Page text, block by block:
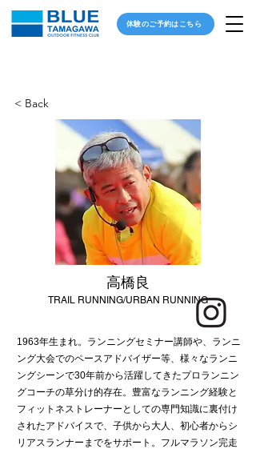
体験のご予約はこちら
< Back
高橋良
TRAIL RUNNING/URBAN RUNNING
1963年生まれ。ランニングセミナー講師や、ランニ
ング大会でのペースアドバイザー等、様々なランニ
ングシーンで30年前から活躍してきたプロランニン
グコーチの草分け的存在。豊富なランニング経験と
フィットネストレーナーとしての専門知識に裏付け
されたアドバイスで、子供から大人、初心者からシ
リアスランナーまでをサポート。フルマラソン完走